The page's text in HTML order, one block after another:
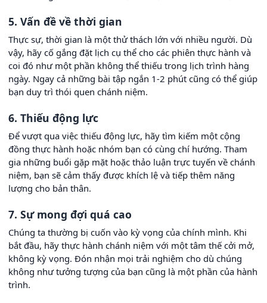
5. Vấn đề về thời gian
Thực sự, thời gian là một thử thách lớn với nhiều người. Dù
vậy, hãy cố gắng đặt lịch cụ thể cho các phiên thực hành và
coi đó như một phần không thể thiếu trong lịch trình hàng
ngày. Ngay cả những bài tập ngắn 1-2 phút cũng có thể giúp
bạn duy trì thói quen chánh niệm.
6. Thiếu động lực
Để vượt qua việc thiếu động lực, hãy tìm kiếm một cộng
đồng thực hành hoặc nhóm bạn có cùng chí hướng. Tham
gia những buổi gặp mặt hoặc thảo luận trực tuyến về chánh
niệm, bạn sẽ cảm thấy được khích lệ và tiếp thêm năng
lượng cho bản thân.
7. Sự mong đợi quá cao
Chúng ta thường bị cuốn vào kỳ vọng của chính mình. Khi
bắt đầu, hãy thực hành chánh niệm với một tâm thế cởi mở,
không kỳ vọng. Đón nhận mọi trải nghiệm cho dù chúng
không như tưởng tượng của bạn cũng là một phần của hành
trình.